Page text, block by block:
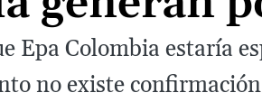
Epa Colombia estaría
no existe